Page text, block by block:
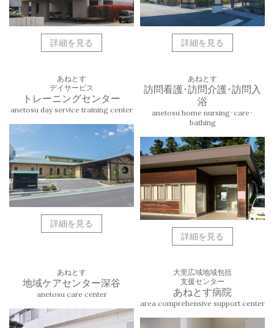
詳細を見る 詳細を見る
あねとす
デイサービス
トレーニングセンター
anetosu day service training center
詳細を見る
あねとす
訪問看護･訪問介護･訪問入
浴
anetosu home nursing･care･
bathing
詳細を見る
あねとす
地域ケアセンター深谷
anetosu care center
大里広域地域包括
支援センター
あねとす病院
area comprehensive support center